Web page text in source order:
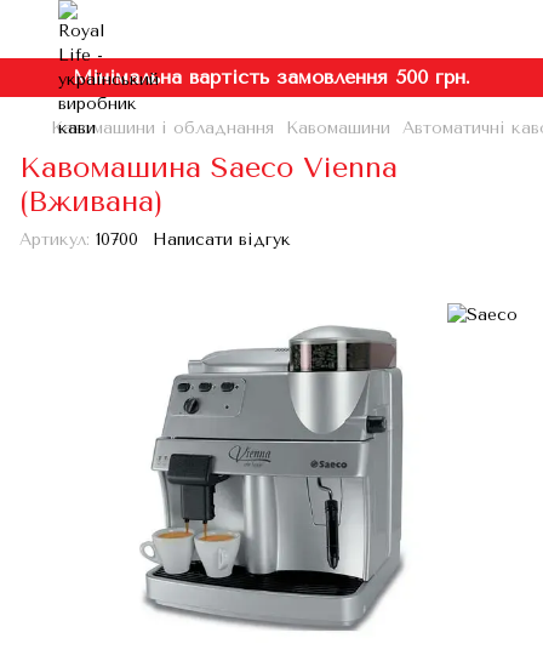
Мінімальна вартість замовлення 500 грн.
Кавомашини і обладнання Кавомашини Автоматичні
Кавомашина Saeco Vienna
(Вживана)
Артикул: 10700 Написати відгук